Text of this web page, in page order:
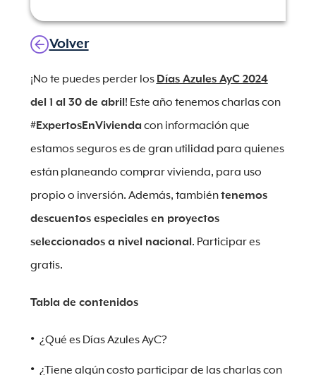
Volver
¡No te puedes perder los Días Azules AyC 2024
del 1 al 30 de abril ! Este año tenemos charlas con
#ExpertosEnVivienda con información que
estamos seguros es de gran utilidad para quienes
están planeando comprar vivienda, para uso
propio o inversión. Además, tambiéntenemos
descuentos especiales en proyectos
seleccionados a nivel nacional . Participar es
gratis.
Tabla de contenidos
¿Qué es Días Azules AyC?
¿Tiene algún costo participar de las charlas con